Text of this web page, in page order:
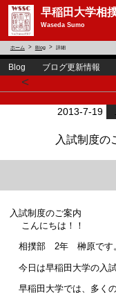
早稲田大学相
Waseda Sumo
ホーム Blog 詳細
Blog ブログ更新情報
<
2013-7-19
入試制度の
入試制度のご案内
こんにちは！！
相撲部 2年 榊原です
今日は早稲田大学の入
早稲田大学では、多く